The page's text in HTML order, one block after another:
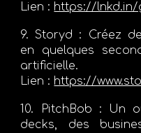
Lien : https://lnkd.in/
9. Storyd : Créez
en quelques
artificielle.
Lien : https://
10. PitchBob :
Un
decks, des